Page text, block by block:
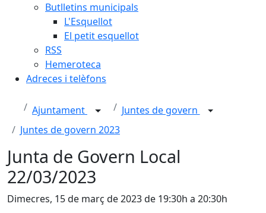
Butlletins municipals
L'Esquellot
El petit esquellot
RSS
Hemeroteca
Adreces i telèfons
Ajuntament
Juntes de govern
Juntes de govern 2023
Junta de Govern Local
22/03/2023
Dimecres, 15 de març de 2023 de 19:30h a 20:30h